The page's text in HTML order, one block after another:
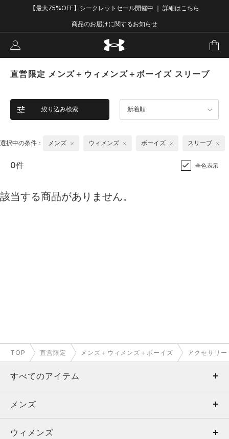
【最大75%OFF】シークレットセール開催中 ｜ 詳細はこちら
商品のお届けに関するお知らせ
直営限定 メンズ＋ウィメンズ＋ボーイズ スリーブ
絞り込み検索 新着順
選択中の条件： メンズ ウィメンズ ボーイズ スリーブ
0件 全色表示
該当する商品がありません。
TOP 直営限定 メンズ＋ウィメンズ＋ボーイズ アクセサリー
すべてのアイテム
メンズ
ウィメンズ
メンズ
トップス
ウィメンズ